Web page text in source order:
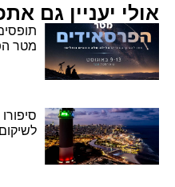
אולי יעניין גם
מטר